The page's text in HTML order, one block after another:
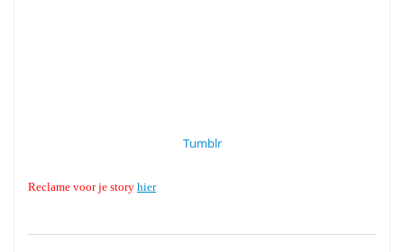
Tumblr
Reclame voor je story hier